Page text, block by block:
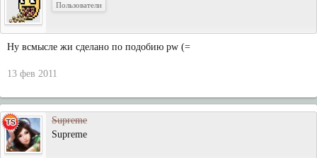
Пользователи
Ну всмысле жи сделано по подобию pw (=
13 фев 2011
Supreme
Supreme